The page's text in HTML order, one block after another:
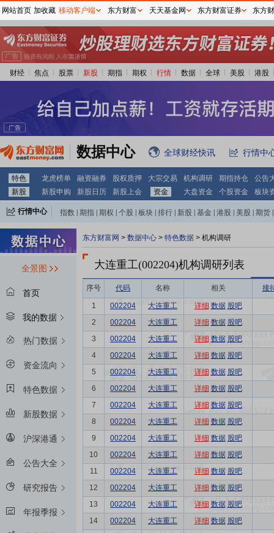
财经 焦点 股票 新股 期指 期权 行情 数据 全球 美股 港股
数据中心 全球财经快讯 行情中
特色 龙虎榜单 融资融券 股权质押 大宗交易 机构调研 期指持仓
公告
新股
新股申购 新股日历 新股上会 资金 大盘资金 个股资金 板块
行情中心 指数 期指 期权 个股 板块 排行 新股 基金 港股 美股 期货
全景图
首页
我的数据
热门数据
资金流向
特色数据
新股数据
沪深港通
公告大全
研究报告
年报季报
东方财富网 > 数据中心 > 特色数据 > 机构调研
大连重工(002204)机构调研列表
序号 代码 名称 相关 接
1 002204 大连重工 详细 数据 股吧
2
002204 大连重工 详细 数据 股吧
3
002204 大连重工 详细 数据 股吧
4
002204 大连重工 详细 数据 股吧
5
002204 大连重工 详细 数据 股吧
6
002204 大连重工 详细 数据 股吧
7
002204 大连重工 详细 数据 股吧
8
002204 大连重工 详细 数据 股吧
9
002204 大连重工 详细 数据 股吧
10
002204 大连重工 详细 数据 股吧
11
002204 大连重工 详细 数据 股吧
12
002204 大连重工 详细 数据 股吧
13
002204 大连重工 详细 数据 股吧
14
002204 大连重工 详细 数据 股吧
网站首页 加收藏 移动客户端 东方财富 天天基金网 东方财富证券 东方